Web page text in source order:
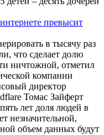
превысит
в тысячу раз
что сделает долю
ничтожной, отметил
компании
директор
Томас Зайферт
лет доля людей в
незначительной,
объем данных будут